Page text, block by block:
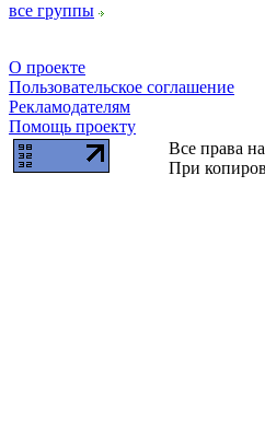
все группы
О проекте
Пользовательское соглашение
Рекламодателям
Помощь проекту
Все права
При